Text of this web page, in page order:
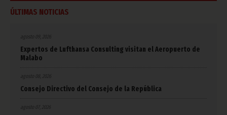
ÚLTIMAS NOTICIAS
agosto 09, 2026
Expertos de Lufthansa Consulting visitan el Aeropuerto de
Malabo
Consejo Directivo del Consejo de la República
agosto 07, 2026